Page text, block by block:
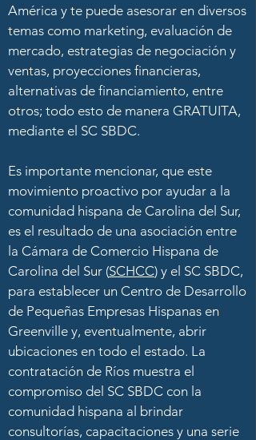
América y te puede asesorar en diversos
temas como marketing, evaluación de
mercado, estrategias de negociación y
ventas, proyecciones financieras,
alternativas de financiamiento, entre
otros; todo esto de manera GRATUITA,
mediante el SC SBDC.
Es importante mencionar, que este
movimiento proactivo por ayudar a la
comunidad hispana de Carolina del Sur,
es el resultado de una asociación entre
la Cámara de Comercio Hispana de
Carolina del Sur (SCHCC) y el SC SBDC,
para establecer un Centro de Desarrollo
de Pequeñas Empresas Hispanas en
Greenville y, eventualmente, abrir
ubicaciones en todo el estado. La
contratación de Ríos muestra el
compromiso del SC SBDC con la
comunidad hispana al brindar
consultorías, capacitaciones y una serie